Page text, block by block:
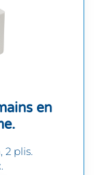
en
2 plis.